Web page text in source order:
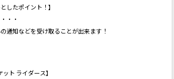
したポイント！】
・・
通知などを受け取ることが出来ます！
ト ライダース】